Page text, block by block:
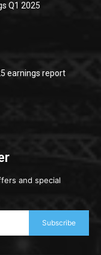
Q1 2025
earnings report
and special
Subscribe